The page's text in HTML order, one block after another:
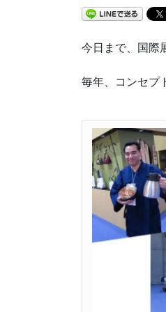
今日まで、国際
毎年、コンセプ